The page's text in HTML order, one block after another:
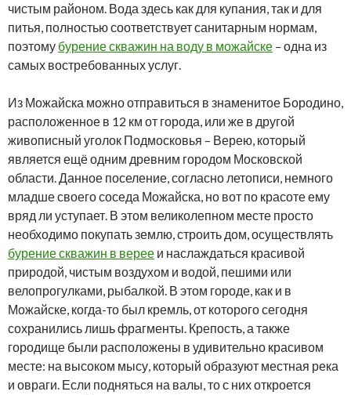
чистым районом. Вода здесь как для купания, так и для
питья, полностью соответствует санитарным нормам,
поэтому бурение скважин на воду в можайске – одна из
самых востребованных услуг.
Из Можайска можно отправиться в знаменитое Бородино,
расположенное в 12 км от города, или же в другой
живописный уголок Подмосковья – Верею, который
является ещё одним древним городом Московской
области. Данное поселение, согласно летописи, немного
младше своего соседа Можайска, но вот по красоте ему
вряд ли уступает. В этом великолепном месте просто
необходимо покупать землю, строить дом, осуществлять
бурение скважин в верее и наслаждаться красивой
природой, чистым воздухом и водой, пешими или
велопрогулками, рыбалкой. В этом городе, как и в
Можайске, когда-то был кремль, от которого сегодня
сохранились лишь фрагменты. Крепость, а также
городище были расположены в удивительно красивом
месте: на высоком мысу, который образуют местная река
и овраги. Если подняться на валы, то с них откроется